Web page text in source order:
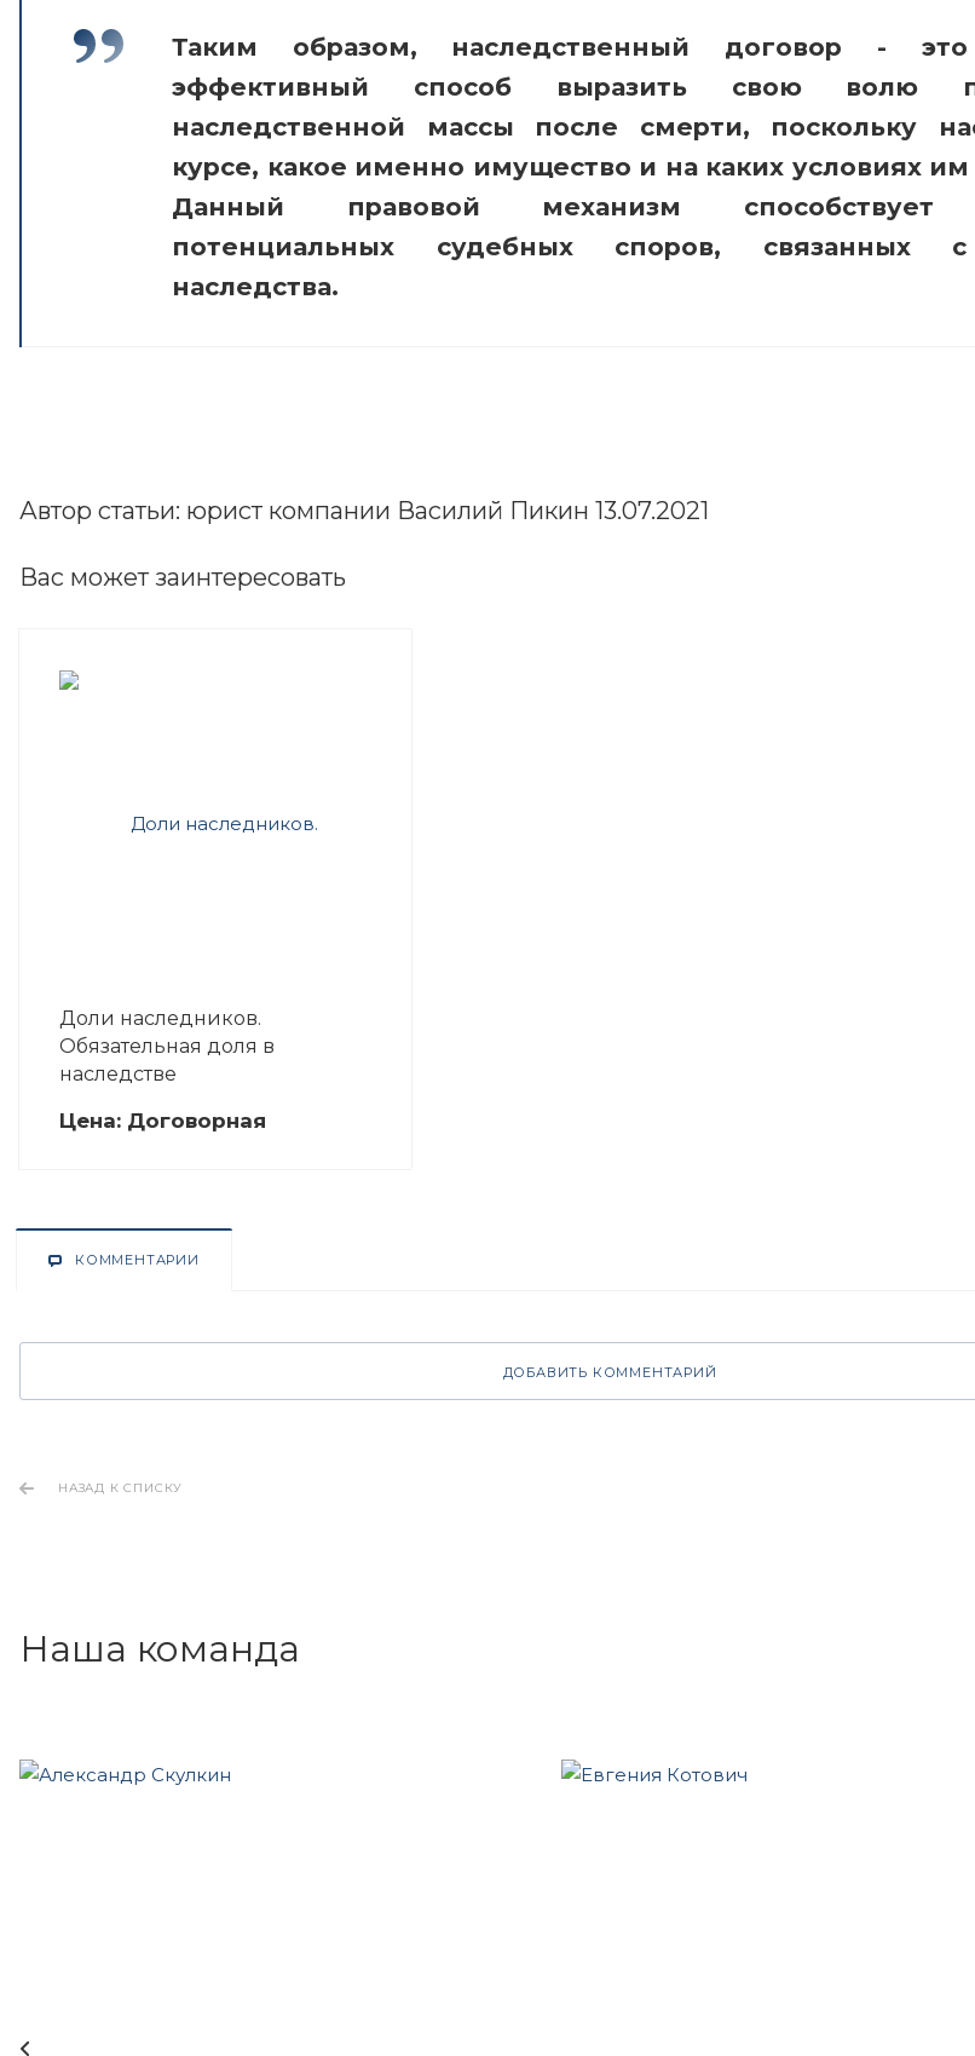
Таким образом, наследственный договор -
эффективный способ выразить свою волю
наследственной массы после смерти, поскольку
курсе, какое именно имущество и на каких условиях им
Данный правовой механизм способствует
потенциальных судебных споров, связанных
наследства.
Автор статьи: юрист компании Василий Пикин 13.07.2021
Вас может заинтересовать
Доли наследников.
Обязательная доля в
наследстве
Цена: Договорная
КОММЕНТАРИИ
ДОБАВИТЬ КОММЕНТАРИЙ
НАЗАД К СПИСКУ
Наша команда